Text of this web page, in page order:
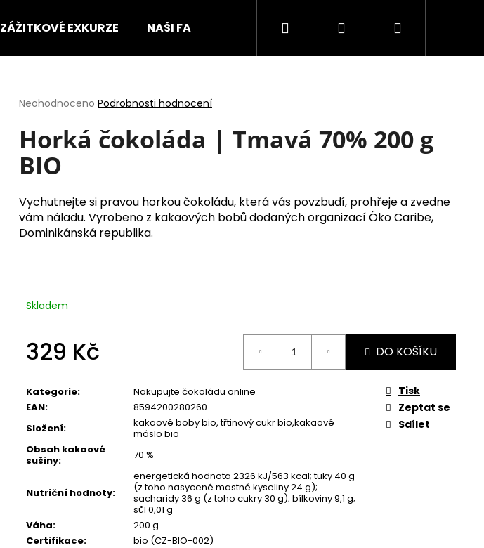
ZÁŽITKOVÉ EXKURZE NAŠI FARMÁŘI KONTAKTY
Hledat PřihlášeníNákupní
Průměrné
produktu
je
0,0
hvězdiček.
Neohodnoceno Podrobnosti hodnocení
Horká čokoláda | Tmavá 70% 200 g
BIO
Vychutnejte si pravou horkou čokoládu, která vás povzbudí, prohřeje a zvedne
vám náladu. Vyrobeno z kakaových bobů dodaných organizacíÖko Caribe,
Dominikánská republika.
Skladem
329 Kč
cena:
DO KOŠÍKU
Kategorie:
Nakupujte čokoládu online
EAN:
8594200280260
Složení:
kakaové boby bio, třtinový cukr bio,kakaové
máslo bio
Obsah kakaové
sušiny: 70 %
Nutriční hodnoty:
energetická hodnota 2326 kJ/563 kcal; tuky 40 g
(z toho nasycené mastné kyseliny 24 g);
sacharidy 36 g (z toho cukry 30 g); bílkoviny 9,1 g;
sůl 0,01 g
Váha:
200 g
Certifikace:
bio (CZ-BIO-002)
Tisk
Zeptat se
Sdílet
HLEDAT